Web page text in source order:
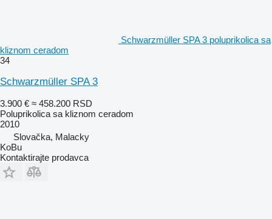
Schwarzmüller SPA 3 poluprikolica sa
kliznom ceradom
34
Schwarzmüller SPA 3
3.900 € ≈ 458.200 RSD
Poluprikolica sa kliznom ceradom
2010
Slovačka, Malacky
KoBu
Kontaktirajte prodavca